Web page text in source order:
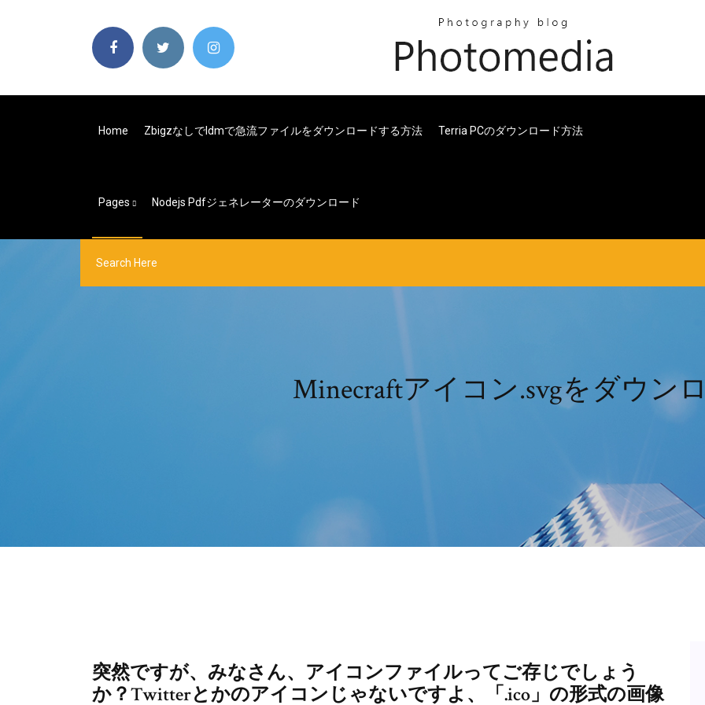
Home Zbigzなしでidmで急流ファイルをダウンロードする方法 Terria PCのダウンロード方法
Pages Nodejs Pdfジェネレーターのダウンロード
Minecraftアイコン.svgをダウン
突然ですが、みなさん、アイコンファイルってご存じでしょう
か？Twitterとかのアイコンじゃないですよ、「.ico」の形式の画像